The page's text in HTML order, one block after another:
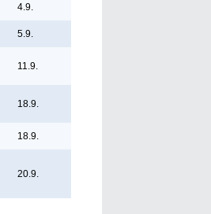
4.9.
5.9.
11.9.
18.9.
18.9.
20.9.